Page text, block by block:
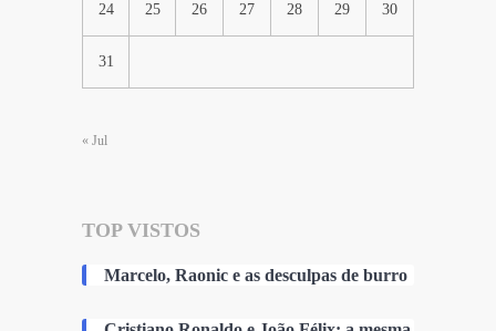
24 25 26 27 28 29 30
31
« Jul
TOP VISTOS
Marcelo, Raonic e as desculpas de burro